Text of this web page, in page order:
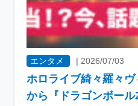
エンタメ | 2026/07/03
ホロライブ綺々羅々
から『ドラゴンボー